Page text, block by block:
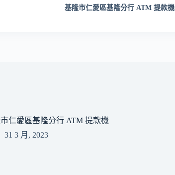
基隆市仁愛區基隆分行 ATM 提款機
仁愛區基隆分行 ATM 提款機
31 3 月, 2023